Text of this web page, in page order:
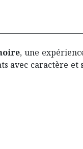
, une
avec caractère